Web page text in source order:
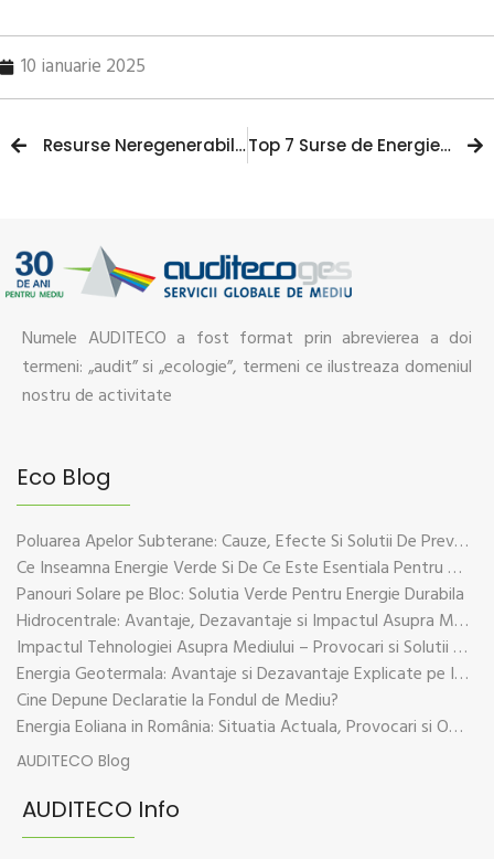
10 ianuarie 2025
Resurse Neregenerabile: Tipuri si Utilizari Frecvente Top 7 Surse de Energie Electrica
Numele AUDITECO a fost format prin abrevierea a doi
termeni: „audit” si „ecologie”, termeni ce ilustreaza domeniul
nostru de activitate
Eco Blog
Poluarea Apelor Subterane: Cauze, Efecte Si Solutii De Prevenire
Ce Inseamna Energie Verde Si De Ce Este Esentiala Pentru Viitorul Planetei
Panouri Solare pe Bloc: Solutia Verde Pentru Energie Durabila
Hidrocentrale: Avantaje, Dezavantaje si Impactul Asupra Mediului
Impactul Tehnologiei Asupra Mediului – Provocari si Solutii Sustenabile
Energia Geotermala: Avantaje si Dezavantaje Explicate pe Intelesul Tuturor
Cine Depune Declaratie la Fondul de Mediu?
Energia Eoliana in România: Situatia Actuala, Provocari si Oportunitati
AUDITECO Blog
AUDITECO Info